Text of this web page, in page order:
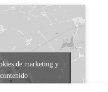
de marketing y